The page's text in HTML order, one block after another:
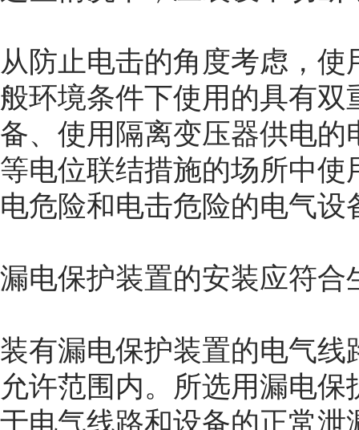
从防止电击的角度考虑，
般环境条件下使用的具有
备、使用隔离变压器供电
等电位联结措施的场所中
电危险和电击危险的电气
漏电保护装置的安装应符
装有漏电保护装置的电气
允许范围内。所选用漏电
于电气线路和设备的正常泄